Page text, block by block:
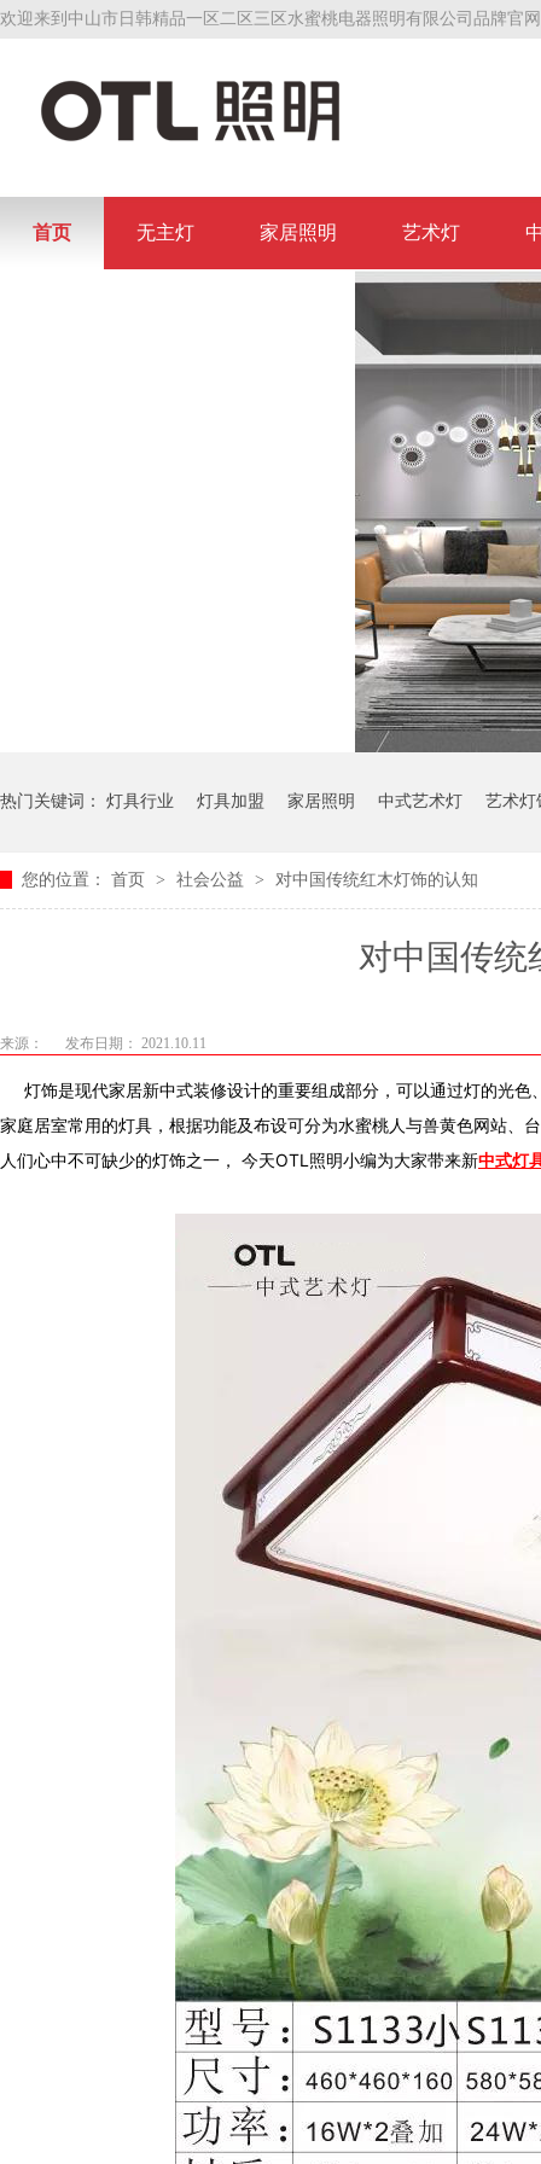
欢迎来到中山市日韩精品一区二区三区水蜜桃电器照明有限公司品牌官
首页 无主灯 家居照明 艺术灯
热门关键词： 灯具行业 灯具加盟 家居照明 中式艺术灯 艺术灯
您的位置： 首页 > 社会公益 > 对中国传统红木灯饰的认知
对中国传统
来源： 发布日期： 2021.10.11
灯饰是现代家居新中式装修设计的重要组成部分，可以通过灯的光色
家庭居室常用的灯具，根据功能及布设可分为水蜜桃人与兽黄色网站、台灯
人们心中不可缺少的灯饰之一， 今天OTL照明小编为大家带来新中式灯